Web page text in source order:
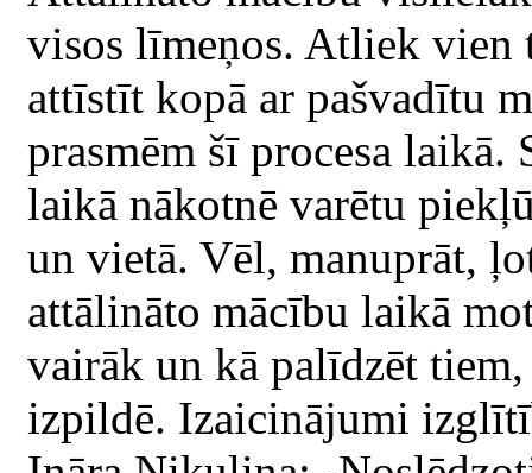
visos līmeņos. Atliek
attīstīt kopā ar pašvadītu
prasmēm šī procesa
laikā nākotnē varētu
un vietā. Vēl, manuprāt,
attālināto mācību laikā
vairāk un kā palīdzēt
izpildē. Izaicinājumi